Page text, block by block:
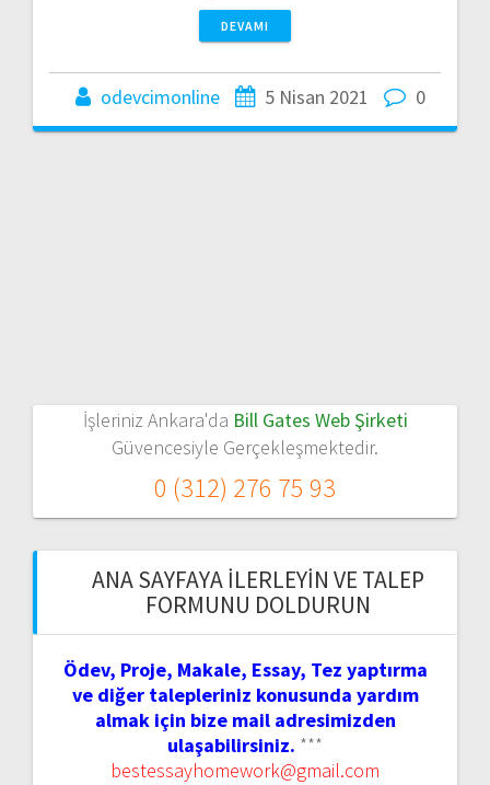
DEVAMI
odevcimonline 5 Nisan 2021 0
İşleriniz Ankara'da Bill Gates Web Şirketi
Güvencesiyle Gerçekleşmektedir.
0 (312) 276 75 93
ANA SAYFAYA İLERLEYIN VE TALEP
FORMUNU DOLDURUN
Ödev, Proje, Makale, Essay, Tez yaptırma
ve diğer talepleriniz konusunda yardım
almak için bize mail adresimizden
ulaşabilirsiniz. ***
bestessayhomework@gmail.com